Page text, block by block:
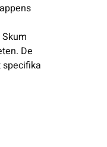
Skum
De
specifika